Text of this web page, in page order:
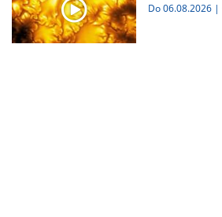
Do 06.08.2026 |